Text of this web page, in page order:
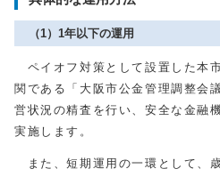
（1）1年以下の運用
ペイオフ対策として設置した本
関である「大阪市公金管理調整会
営状況の精査を行い、安全な金融
実施します。
また、短期運用の一環として、